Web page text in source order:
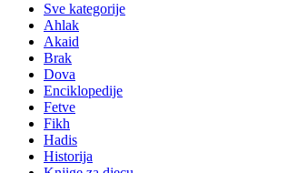
Sve kategorije
Ahlak
Akaid
Brak
Dova
Enciklopedije
Fetve
Fikh
Hadis
Historija